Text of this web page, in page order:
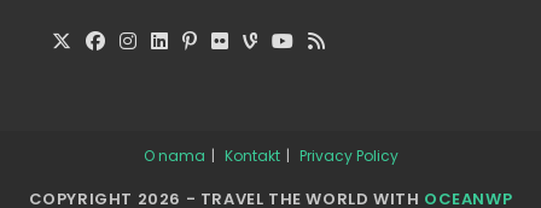
O nama Kontakt Privacy Policy
COPYRIGHT 2026 - TRAVEL THE WORLD WITH OCEANWP